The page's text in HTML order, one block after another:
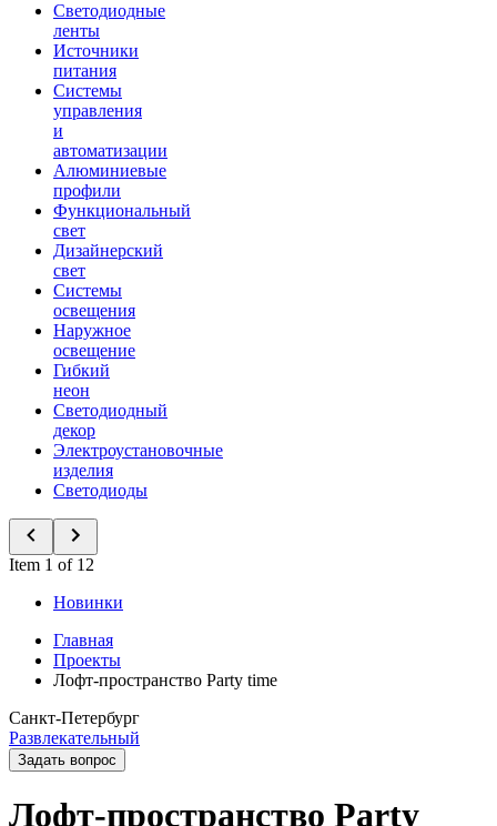
Светодиодные
ленты
Источники
питания
Системы
управления
и
автоматизации
Алюминиевые
профили
Функциональный
свет
Дизайнерский
свет
Системы
освещения
Наружное
освещение
Гибкий
неон
Светодиодный
декор
Электроустановочные
изделия
Светодиоды
Item 1 of 12
Новинки
Главная
Проекты
Лофт-пространство Party time
Санкт-Петербург
Развлекательный
Задать вопрос
Лофт-пространство Party